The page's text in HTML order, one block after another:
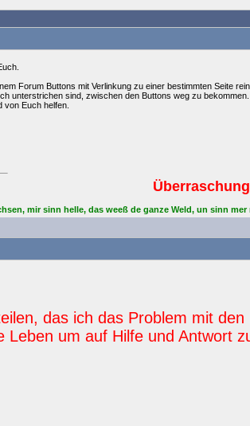
Forum Buttons mit Verlinkung zu einer bestimmten Seite
unterstrichen sind, zwischen den Buttons weg zu
von Euch helfen.
Überraschung
mir sinn helle, das weeß de ganze Weld, un sinn
das ich das Problem mit
Leben um auf Hilfe und Antwort